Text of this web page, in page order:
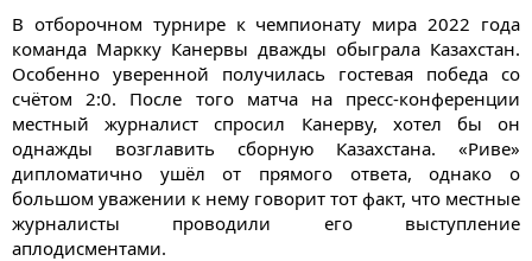
В отборочном турнире к чемпионату мира 2022 года
команда Маркку Канервы дважды обыграла Казахстан.
Особенно уверенной получилась гостевая победа со
счётом 2:0. После того матча на пресс-конференции
местный журналист спросил Канерву, хотел бы он
однажды возглавить сборную Казахстана. «Риве»
дипломатично ушёл от прямого ответа, однако о
большом уважении к нему говорит тот факт, что местные
журналисты проводили его выступление
аплодисментами.